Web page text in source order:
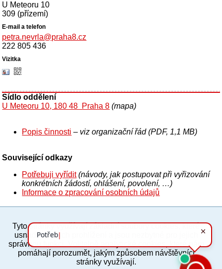
U Meteoru 10
309 (přízemí)
petra.nevrla@praha8.cz
222 805 436
Sídlo oddělení
U Meteoru 10, 180 48 Praha 8 (mapa)
Popis činnosti – viz organizační řád (PDF, 1,1 MB)
Související odkazy
Potřebuji vyřídit (návody, jak postupovat při vyřizování
konkrétních žádostí, ohlášení, povolení, …)
Informace o zpracování osobních údajů
ENG
Povinné a praktické informace
Tyto stránky využívají základní soubory cookies, které
usnadňují jejich prohlížení a jsou nezbytné pro jejich
správnou funkci. Volitelně analytické cookies, které nám
pomáhají porozumět, jakým způsobem návštěvníci
stránky využívají.